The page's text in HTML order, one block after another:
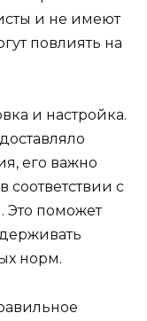
и не имеют
повлиять на
и настройка.
его важно
соответствии с
поможет
норм.